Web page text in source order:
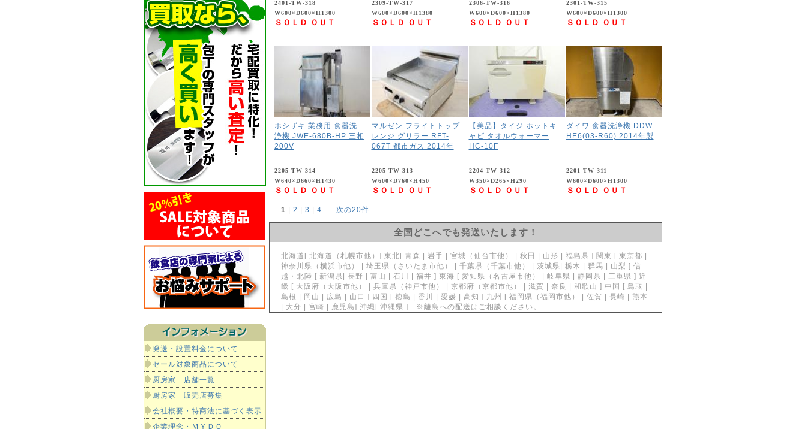
発送・設置料金について
セール対象商品について
厨房家 店舗一覧
厨房家 販売店募集
会社概要・特商法に基づく表示
企業理念・ＭＹＤＯ
2401-TW-318
W600×D600×H1300
ＳＯＬＤ ＯＵＴ
2309-TW-317
W600×D600×H1380
ＳＯＬＤ ＯＵＴ
2306-TW-316
W600×D600×H1380
ＳＯＬＤ ＯＵＴ
2301-TW-315
W600×D600×H1300
ＳＯＬＤ ＯＵＴ
ホシザキ 業務用 食器洗
浄機 JWE-680B-HP 三相
200V
2205-TW-314
W640×D660×H1430
ＳＯＬＤ ＯＵＴ
マルゼン フライトトップ
レンジ グリラー RFT-
067T 都市ガス 2014年
2205-TW-313
W600×D760×H450
ＳＯＬＤ ＯＵＴ
【美品】タイジ ホットキ
ャビ タオルウォーマー
HC-10F
2204-TW-312
W350×D265×H290
ＳＯＬＤ ＯＵＴ
ダイワ 食器洗浄機 DDW-
HE6(03-R60) 2014年製
2201-TW-311
W600×D600×H1300
ＳＯＬＤ ＯＵＴ
1 | 2 | 3 | 4 次の20件
全国どこへでも発送いたします！
北海道[ 北海道（札幌市他）] 東北[ 青森 | 岩手 | 宮城（仙台市他） | 秋田 | 山形 | 福島県 ] 関東 [ 東京都 |
神奈川県（横浜市他） | 埼玉県（さいたま市他） | 千葉県（千葉市他） | 茨城県| 栃木 | 群馬 | 山梨 ] 信
越・北陸 [ 新潟県| 長野 | 富山 | 石川 | 福井 ] 東海 [ 愛知県（名古屋市他） | 岐阜県 | 静岡県 | 三重県 ] 近
畿 [ 大阪府（大阪市他） | 兵庫県（神戸市他） | 京都府（京都市他） | 滋賀 | 奈良 | 和歌山 ] 中国 [ 鳥取 |
島根 | 岡山 | 広島 | 山口 ] 四国 [ 徳島 | 香川 | 愛媛 | 高知 ] 九州 [ 福岡県（福岡市他） | 佐賀 | 長崎 | 熊本
| 大分 | 宮崎 | 鹿児島] 沖縄[ 沖縄県 ] ※離島への配送はご相談ください。